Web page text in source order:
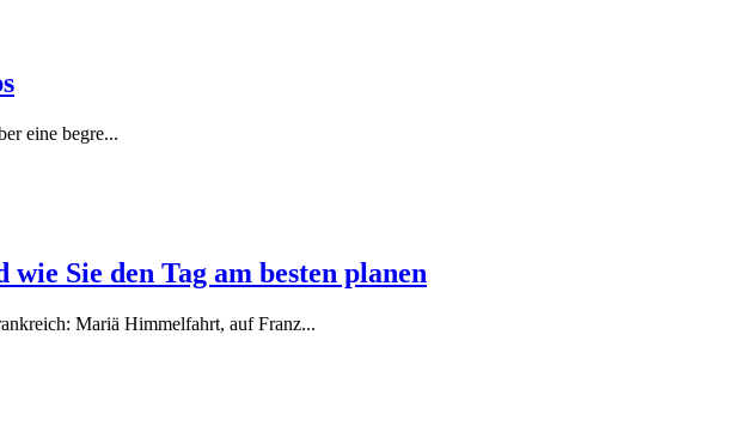
eine begre...
Sie den Tag am besten planen
Mariä Himmelfahrt, auf Franz...